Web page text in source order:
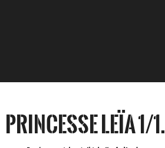
Princesse Leïa 1/1.